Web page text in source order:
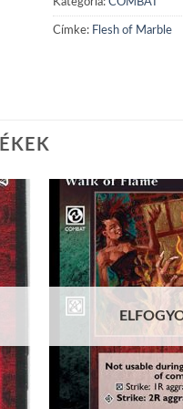
Címke: Flesh of Marble
to